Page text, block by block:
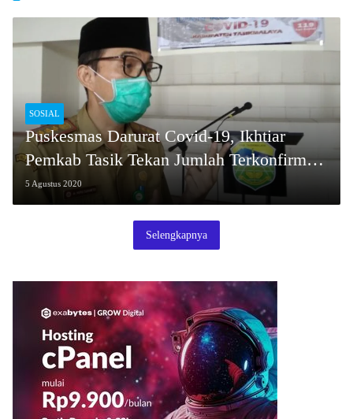
SOSIAL
Puskesmas Darurat Covid-19, Ikhtiar
Pemkab Tasik Tekan Jumlah Terkonfirmasi
Positif
5 Agustus 2020
Selengkapnya